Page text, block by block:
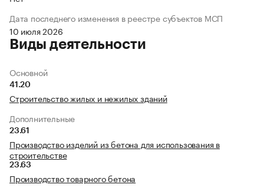
Дата последнего изменения в реестре субъектов МСП
10 июля 2026
Виды деятельности
Основной
41.20
Строительство жилых и нежилых зданий
Дополнительные
23.61
Производство изделий из бетона для использования в
строительстве
23.63
Производство товарного бетона